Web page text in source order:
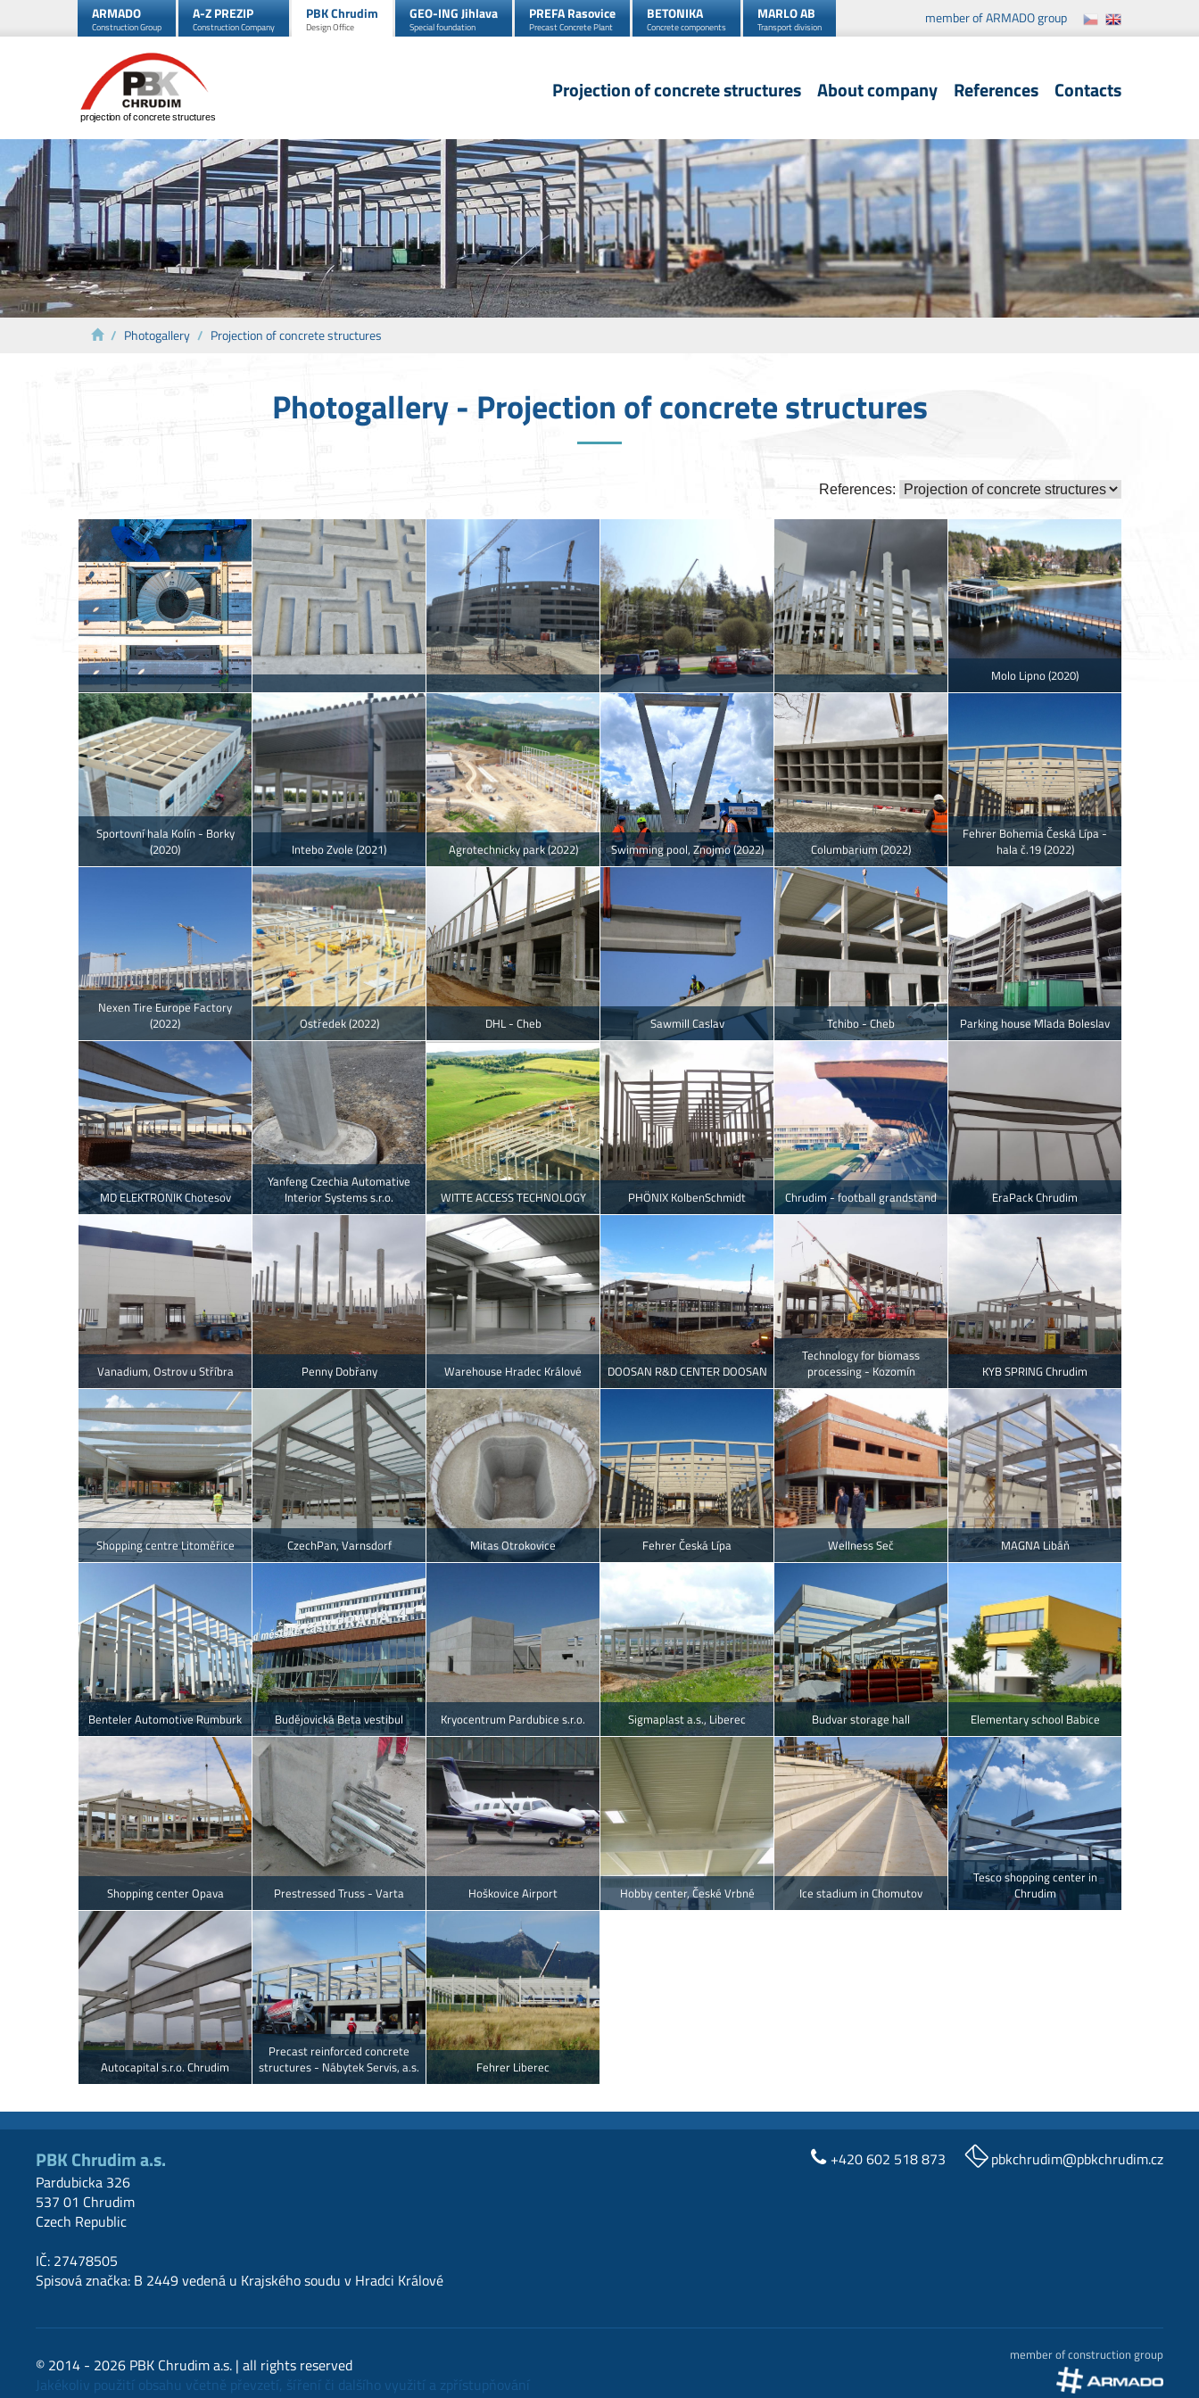
ARMADO
Construction Group
A-Z PREZIP
Construction Company
PBK Chrudim
Design Office
GEO-ING Jihlava
Special foundation
PREFA Rasovice
Precast Concrete Plant
BETONIKA
Concrete components
MARLO AB
Transport division
member of ARMADO group
projection of concrete structures
Projection of concrete structures About company References Contacts
Photogallery Projection of concrete structures
Photogallery - Projection of concrete structures
References:
Molo Lipno (2020)
Sportovní hala Kolín - Borky
(2020)
Intebo Zvole (2021) Agrotechnicky park (2022) Swimming pool, Znojmo (2022) Columbarium (2022)
Fehrer Bohemia Česká Lípa -
hala č.19 (2022)
Nexen Tire Europe Factory
(2022)
Ostředek (2022) DHL - Cheb Sawmill Caslav Tchibo - Cheb Parking house Mlada Boleslav
MD ELEKTRONIK Chotesov
Yanfeng Czechia Automative
Interior Systems s.r.o.
WITTE ACCESS TECHNOLOGY PHÖNIX KolbenSchmidt Chrudim - football grandstand EraPack Chrudim
Vanadium, Ostrov u Stříbra Penny Dobřany Warehouse Hradec Králové DOOSAN R&D CENTER DOOSAN
Technology for biomass
processing - Kozomín
KYB SPRING Chrudim
Shopping centre Litoměřice CzechPan, Varnsdorf Mitas Otrokovice Fehrer Česká Lípa Wellness Seč MAGNA Libáň
Benteler Automotive Rumburk Budějovická Beta vestibul Kryocentrum Pardubice s.r.o. Sigmaplast a.s., Liberec Budvar storage hall Elementary school Babice
Shopping center Opava Prestressed Truss - Varta Hoškovice Airport Hobby center, České Vrbné Ice stadium in Chomutov
Tesco shopping center in
Chrudim
Autocapital s.r.o. Chrudim
Precast reinforced concrete
structures - Nábytek Servis, a.s.
Fehrer Liberec
PBK Chrudim a.s.
Pardubicka 326
537 01 Chrudim
Czech Republic
IČ: 27478505
Spisová značka: B 2449 vedená u Krajského soudu v Hradci Králové
+420 602 518 873 pbkchrudim@pbkchrudim.cz
member of construction group
© 2014 - 2026 PBK Chrudim a.s. | all rights reserved
Jakékoliv použití obsahu včetně převzetí, šíření či dalšího využití a zpřístupňování